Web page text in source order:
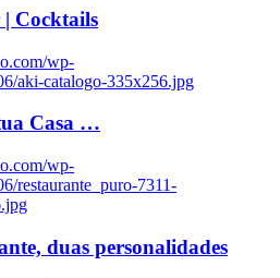
| Cocktails
wp-
aki-catalogo-335x256.jpg
Casa …
wp-
restaurante_puro-7311-
duas personalidades